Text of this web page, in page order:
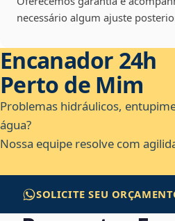
necessário algum ajuste
Encanador 24h
Perto de Mim
Problemas hidráulicos,
água?
Nossa equipe resolve com
SOLICITE SEU